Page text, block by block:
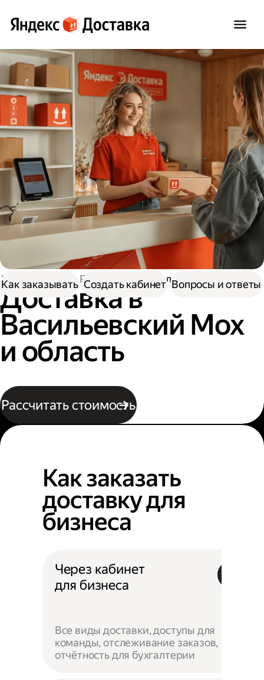
Доставка По России В Васильевский Мох
Доставка в
Васильевский Мох
и область
Рассчитать стоимость
Как заказывать Создать кабинет Вопросы и ответы
Как заказать
доставку для
бизнеса
Через кабинет
для бизнеса
Все виды доставки, доступы для
команды, отслеживание заказов,
отчётность для бухгалтерии